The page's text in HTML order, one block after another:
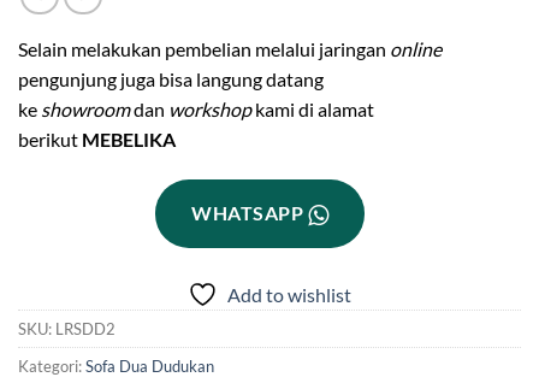
Selain melakukan pembelian melalui jaringan online
pengunjung juga bisa langung datang
ke showroomdan workshopkami di alamat
berikut MEBELIKA
WHATSAPP
Add to wishlist
SKU: LRSDD2
Kategori:Sofa Dua Dudukan